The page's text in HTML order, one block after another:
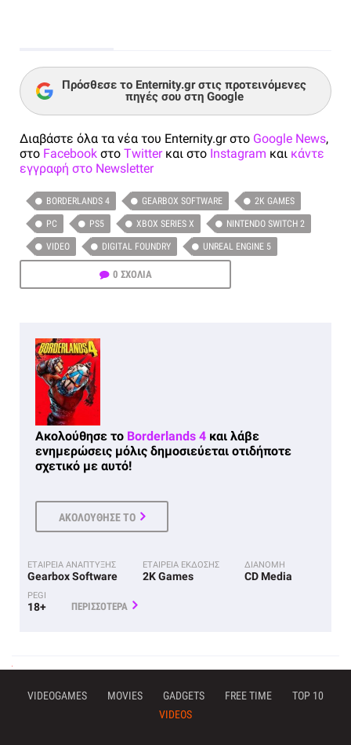
Πρόσθεσε το Enternity.gr στις προτεινόμενες
πηγές σου στη Google
Διαβάστε όλα τα νέα του Enternity.gr στο Google News,
στο Facebook στο Twitterκαι στο Instagram και κάντε
εγγραφή στο Newsletter
BORDERLANDS 4 GEARBOX SOFTWARE 2K GAMES
PC PS5 XBOX SERIES X NINTENDO SWITCH 2
VIDEO DIGITAL FOUNDRY UNREAL ENGINE 5
0 ΣΧΟΛΙΑ
Ακολούθησε το Borderlands 4 και λάβε
ενημερώσεις μόλις δημοσιεύεται οτιδήποτε
σχετικό με αυτό!
ΑΚΟΛΟΥΘΗΣΕ ΤΟ
ΕΤΑΙΡΕΙΑ ΑΝΑΠΤΥΞΗΣ
Gearbox Software
ΕΤΑΙΡΕΙΑ ΕΚΔΟΣΗΣ
2K Games
ΔΙΑΝΟΜΗ
CD Media
PEGI
18+ ΠΕΡΙΣΣΟΤΕΡΑ
VIDEOGAMES MOVIES GADGETS FREE TIME
TOP 10
VIDEOS